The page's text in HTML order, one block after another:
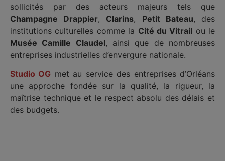
sollicités par des acteurs majeurs tels que
Champagne Drappier, Clarins, Petit Bateau, des
institutions culturelles comme la Cité du Vitrail ou le
Musée Camille Claudel, ainsi que de nombreuses
entreprises industrielles d’envergure nationale.
Studio OG met au service des entreprises d’Orléans
une approche fondée sur la qualité, la rigueur, la
maîtrise technique et le respect absolu des délais et
des budgets.